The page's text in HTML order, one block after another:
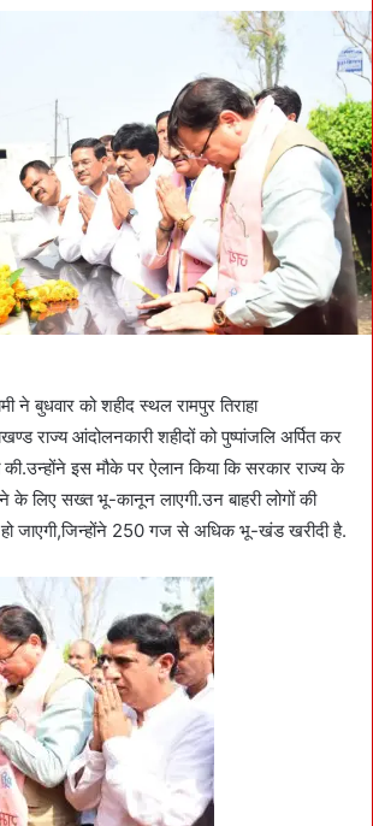
l
ने बुधवार को शहीद स्थल रामपुर तिराहा
राज्य आंदोलनकारी शहीदों को पुष्पांजलि अर्पित कर
की.उन्होंने इस मौके पर ऐलान किया कि सरकार राज्य के
के लिए सख्त भू-कानून लाएगी.उन बाहरी लोगों की
जाएगी,जिन्होंने 250 गज से अधिक भू-खंड खरीदी है.